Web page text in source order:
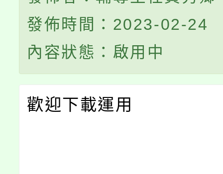
發佈時間：2023-02-24
內容狀態：啟用中
歡迎下載運用